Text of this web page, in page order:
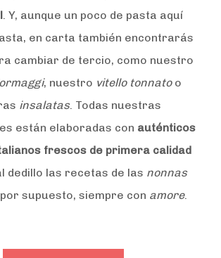
. Y, aunque un poco de pasta aquí
en carta también encontrarás
cambiar de tercio, como nuestro
, nuestro vitello tonnatoo
insalatas. Todas nuestras
están elaboradas con auténticos
frescos de primera calidad
dedillo las recetas de las nonnas
supuesto, siempre con amore.